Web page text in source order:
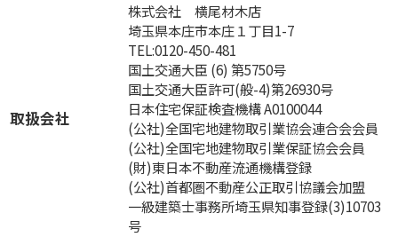
取扱会社
株式会社 横尾材木店
埼玉県本庄市本庄１丁目1-7
TEL:0120-450-481
国土交通大臣 (6) 第5750号
国土交通大臣許可(般-4)第26930号
日本住宅保証検査機構 A0100044
(公社)全国宅地建物取引業協会連合会会員
(公社)全国宅地建物取引業保証協会会員
(財)東日本不動産流通機構登録
(公社)首都圏不動産公正取引協議会加盟
一級建築士事務所埼玉県知事登録(3)10703
号